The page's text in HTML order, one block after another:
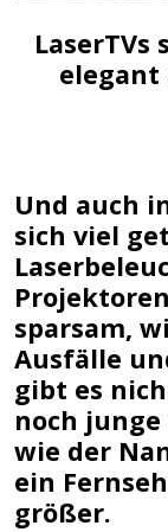
elegant
Und auch
sich viel
sparsam,
Ausfälle
gibt es
noch junge
wie der
ein
größer.